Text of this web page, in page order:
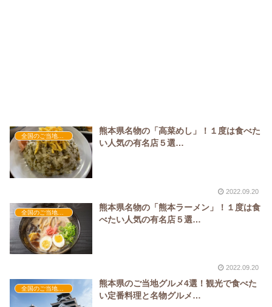
全国のご当地グルメ
熊本県名物の「高菜めし」！１度は食べた
い人気の有名店５選…
2022.09.20
熊本県名物の「熊本ラーメン」！１度は食
べたい人気の有名店５選…
2022.09.20
熊本県のご当地グルメ4選！観光で食べた
い定番料理と名物グルメ…